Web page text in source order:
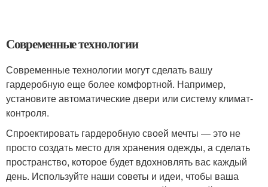
Современные технологии
Современные технологии могут сделать вашу
гардеробную еще более комфортной. Например,
установите автоматические двери или систему климат-
контроля.
Спроектировать гардеробную своей мечты — это не
просто создать место для хранения одежды, а сделать
пространство, которое будет вдохновлять вас каждый
день. Используйте наши советы и идеи, чтобы ваша